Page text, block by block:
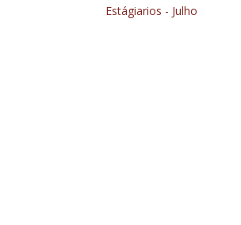
Estágiarios - Julho